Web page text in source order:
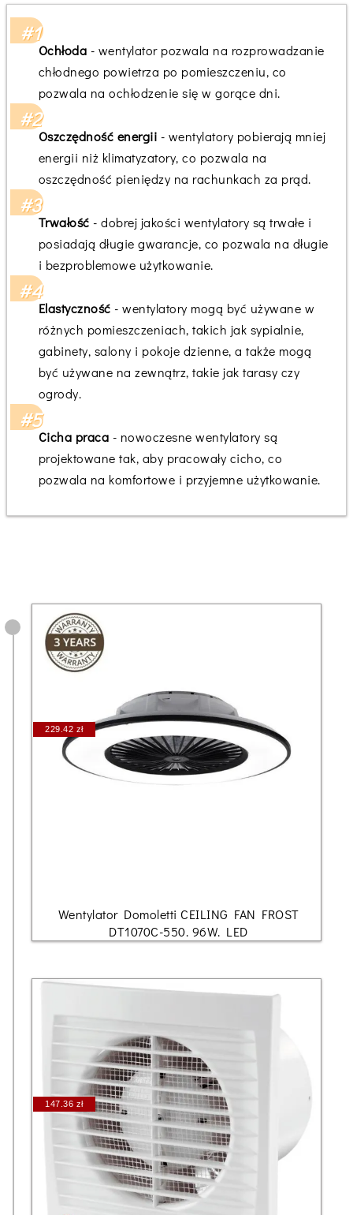
Ochłoda - wentylator pozwala na rozprowadzanie
chłodnego powietrza po pomieszczeniu, co
pozwala na ochłodzenie się w gorące dni.
Oszczędność energii - wentylatory pobierają mniej
energii niż klimatyzatory, co pozwala na
oszczędność pieniędzy na rachunkach za prąd.
Trwałość - dobrej jakości wentylatory są trwałe i
posiadają długie gwarancje, co pozwala na długie
i bezproblemowe użytkowanie.
Elastyczność - wentylatory mogą być używane w
różnych pomieszczeniach, takich jak sypialnie,
gabinety, salony i pokoje dzienne, a także mogą
być używane na zewnątrz, takie jak tarasy czy
ogrody.
Cicha praca - nowoczesne wentylatory są
projektowane tak, aby pracowały cicho, co
pozwala na komfortowe i przyjemne użytkowanie.
229.42 zł
Wentylator Domoletti CEILING FAN FROST
DT1070C-550. 96W. LED
147.36 zł